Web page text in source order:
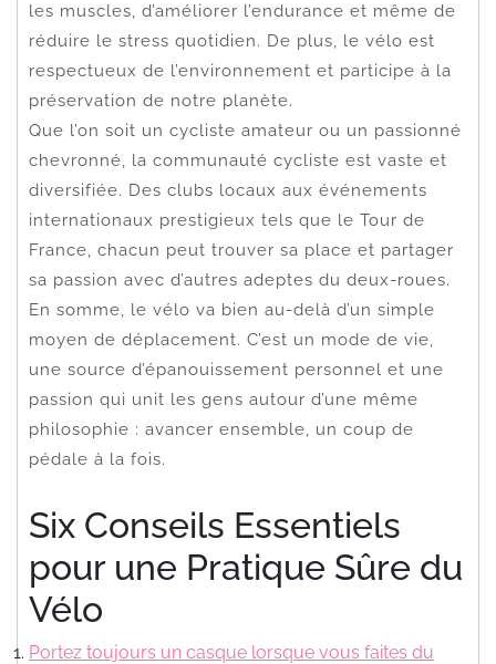
les muscles, d’améliorer l’endurance et même de
réduire le stress quotidien. De plus, le vélo est
respectueux de l’environnement et participe à la
préservation de notre planète.
Que l’on soit un cycliste amateur ou un passionné
chevronné, la communauté cycliste est vaste et
diversifiée. Des clubs locaux aux événements
internationaux prestigieux tels que le Tour de
France, chacun peut trouver sa place et partager
sa passion avec d’autres adeptes du deux-roues.
En somme, le vélo va bien au-delà d’un simple
moyen de déplacement. C’est un mode de vie,
une source d’épanouissement personnel et une
passion qui unit les gens autour d’une même
philosophie : avancer ensemble, un coup de
pédale à la fois.
Six Conseils Essentiels
pour une Pratique Sûre du
Vélo
Portez toujours un casque lorsque vous faites du